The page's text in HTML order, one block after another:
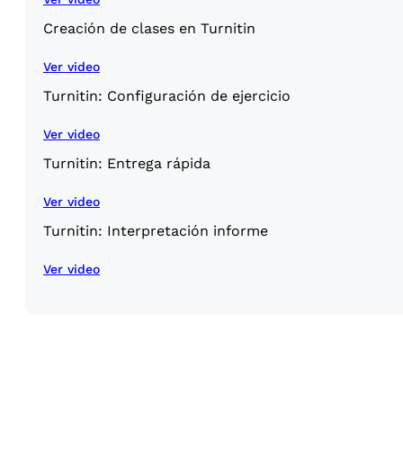
Creación de clases en Turnitin
Ver video
Turnitin: Configuración de ejercicio
Ver video
Turnitin: Entrega rápida
Ver video
Turnitin: Interpretación informe
Ver video